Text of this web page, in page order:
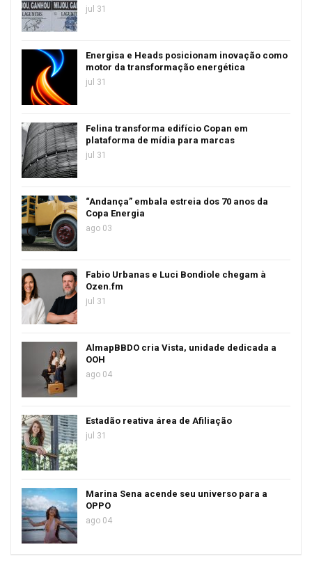
jul 31
Energisa e Heads posicionam inovação como
motor da transformação energética
jul 31
Felina transforma edifício Copan em
plataforma de mídia para marcas
jul 31
“Andança” embala estreia dos 70 anos da
Copa Energia
ago 03
Fabio Urbanas e Luci Bondiole chegam à
Ozen.fm
jul 31
AlmapBBDO cria Vista, unidade dedicada a
OOH
ago 04
Estadão reativa área de Afiliação
jul 31
Marina Sena acende seu universo para a
OPPO
ago 04